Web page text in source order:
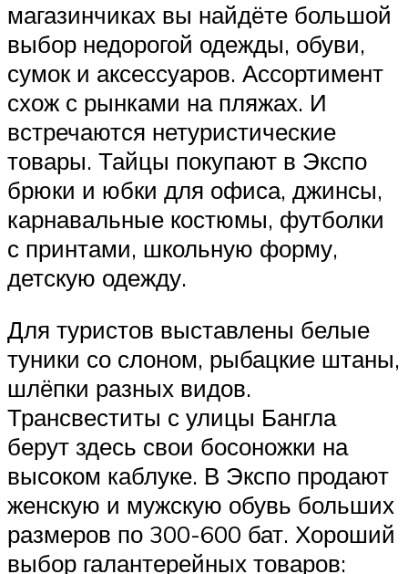
магазинчиках вы найдёте большой
выбор недорогой одежды, обуви,
сумок и аксессуаров. Ассортимент
схож с рынками на пляжах. И
встречаются нетуристические
товары. Тайцы покупают в Экспо
брюки и юбки для офиса, джинсы,
карнавальные костюмы, футболки
с принтами, школьную форму,
детскую одежду.
Для туристов выставлены белые
туники со слоном, рыбацкие штаны,
шлёпки разных видов.
Трансвеститы с улицы Бангла
берут здесь свои босоножки на
высоком каблуке. В Экспо продают
женскую и мужскую обувь больших
размеров по 300-600 бат. Хороший
выбор галантерейных товаров: